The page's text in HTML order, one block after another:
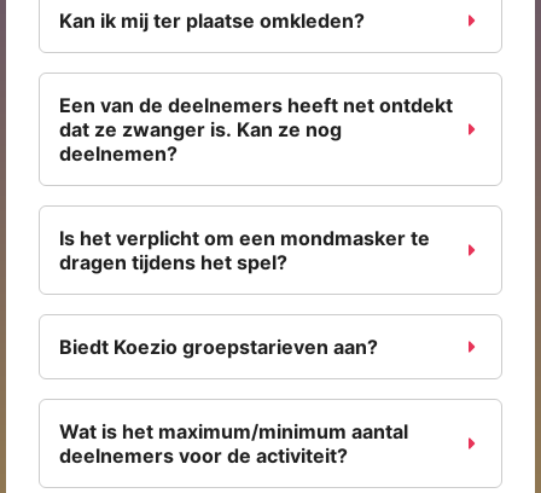
Kan ik mij ter plaatse omkleden?
Een van de deelnemers heeft net ontdekt
dat ze zwanger is. Kan ze nog
deelnemen?
Is het verplicht om een mondmasker te
dragen tijdens het spel?
Biedt Koezio groepstarieven aan?
Wat is het maximum/minimum aantal
deelnemers voor de activiteit?